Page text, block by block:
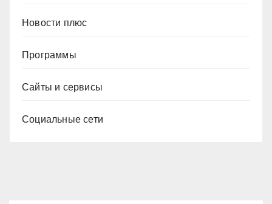
Новости плюс
Программы
Сайты и сервисы
Социальные сети